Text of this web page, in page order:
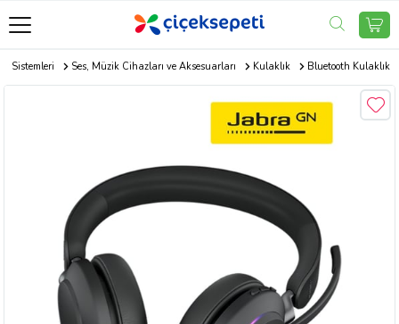
Sistemleri Ses, Müzik Cihazları ve Aksesuarları Kulaklık Bluetooth Kulaklık